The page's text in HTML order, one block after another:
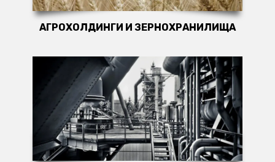
АГРОХОЛДИНГИ И ЗЕРНОХРАНИЛИЩА